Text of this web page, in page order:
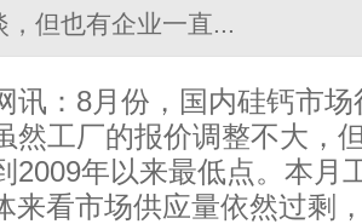
，但也有企业一直...
讯：8月份，国内硅钙市
然工厂的报价调整不大，
2009年以来最低点。本月
来看市场供应量依然过剩